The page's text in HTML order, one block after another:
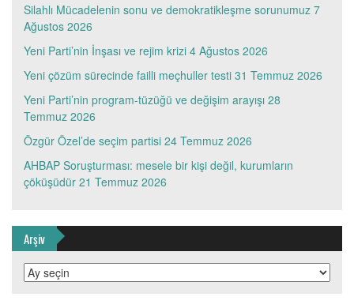
Silahlı Mücadelenin sonu ve demokratikleşme sorunumuz 7
Ağustos 2026
Yeni Parti’nin İnşası ve rejim krizi 4 Ağustos 2026
Yeni çözüm sürecinde failli meçhuller testi 31 Temmuz 2026
Yeni Parti’nin program-tüzüğü ve değişim arayışı 28
Temmuz 2026
Özgür Özel’de seçim partisi 24 Temmuz 2026
AHBAP Soruşturması: mesele bir kişi değil, kurumların
çöküşüdür 21 Temmuz 2026
Arşiv
Arşiv